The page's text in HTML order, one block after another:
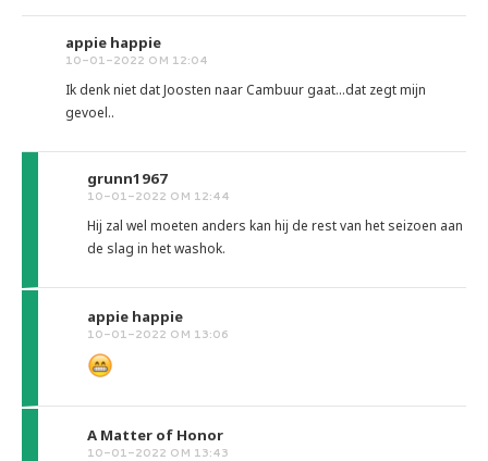
appie happie
10-01-2022 OM 12:04
Ik denk niet dat Joosten naar Cambuur gaat...dat zegt mijn
gevoel..
grunn1967
10-01-2022 OM 12:44
Hij zal wel moeten anders kan hij de rest van het seizoen aan
de slag in het washok.
appie happie
10-01-2022 OM 13:06
A Matter of Honor
10-01-2022 OM 13:43